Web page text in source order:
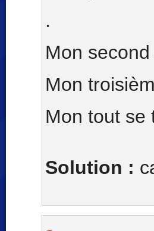
.
Mon
Mon
Mon tout se
Solution :